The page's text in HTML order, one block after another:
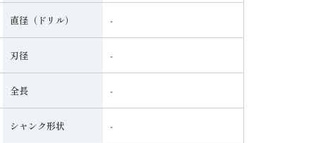
直径（ドリル） ‐
刃径 ‐
全長 ‐
シャンク形状 ‐